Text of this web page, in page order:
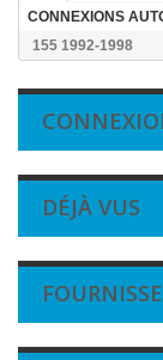
CONNEXIONS
155 1992-1998
DÉJÀ VUS